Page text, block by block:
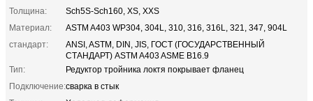
Толщина:
Sch5S-Sch160, XS, XXS
Материал:
ASTM A403 WP304, 304L, 310, 316, 316L, 321, 347, 904L
стандарт:
ANSI, ASTM, DIN, JIS, ГОСТ (ГОСУДАРСТВЕННЫЙ
СТАНДАРТ) ASTM A403 ASME B16.9
Тип:
Редуктор тройника локтя покрывает фланец
Подключение:сварка в стык